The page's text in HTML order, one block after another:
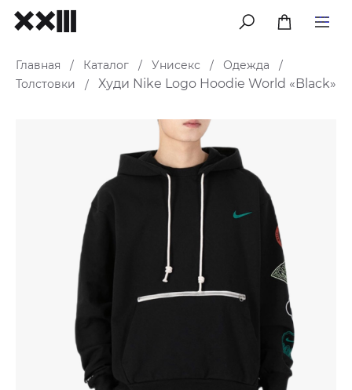
меню
Главная / Каталог / Унисекс / Одежда
/
Толстовки
/ Худи Nike Logo Hoodie World «Black»